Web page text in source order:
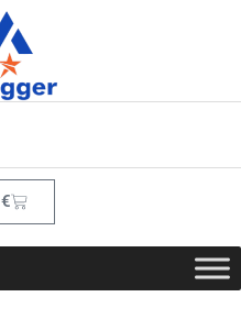
€Cart